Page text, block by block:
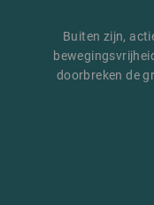
Buiten zijn,
doorbreken de